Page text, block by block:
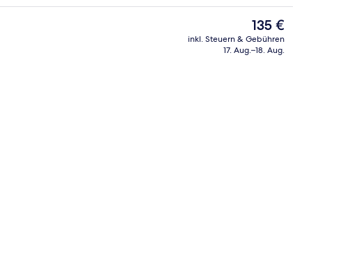
Tägliches Frühstücksbuffet gegen
Der
aktuelle
Preis
135 €
inkl. Steuern & Gebühren
17. Aug.–18. Aug.